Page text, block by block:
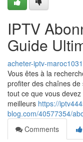
IPTV
Guide
acheter-iptv-
Vous êtes à la
profiter des chaînes
tout ce que vous
meilleurs https://
blog.com/40577354/
Comments